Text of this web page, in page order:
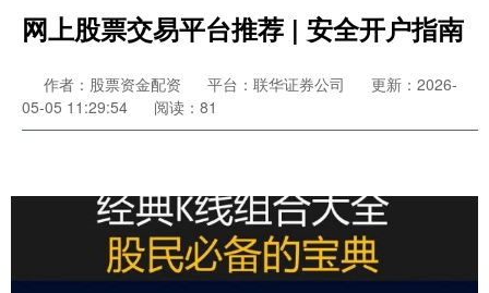
网上股票交易平台推荐 | 安全开户指南
作者：股票资金配资 平台：联华证券公司
更新：2026-
05-05 11:29:54
阅读：81